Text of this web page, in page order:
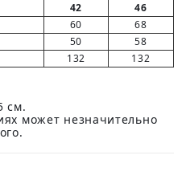
42
46
60
68
50
58
132 132
см.
может незначительно